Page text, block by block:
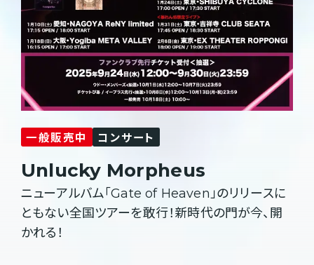
一般販売中 コンサート
Unlucky Morpheus
ニューアルバム「Gate of Heaven」のリリースに
ともない全国ツアーを敢行！新時代の門が今、開
かれる！